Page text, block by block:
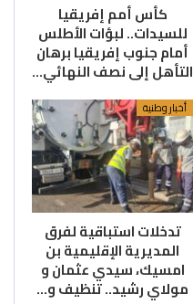
كأس أمم إفريقيا
للسيدات.. لبؤات الأطلس
أمام جنوب إفريقيا برهان
التأهل إلى نصف النهائي…
أخبار وطنية
تدخلات استباقية لفرق
المديرية الإقليمية بن
امسيك، سيدي عثمان و
مولاي رشيد.. تنظيف و…